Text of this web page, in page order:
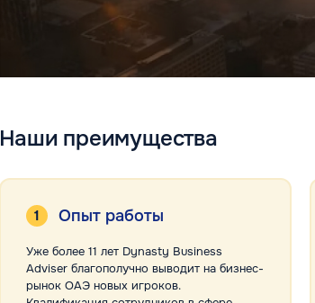
Наши преимущества
Опыт работы
Уже более 11 лет Dynasty Business
Adviser благополучно выводит на бизнес-
рынок ОАЭ новых игроков.